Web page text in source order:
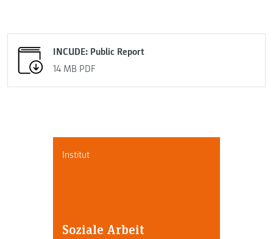
Institut
Soziale Arbeit
INCUDE: Public Report
14 MB PDF